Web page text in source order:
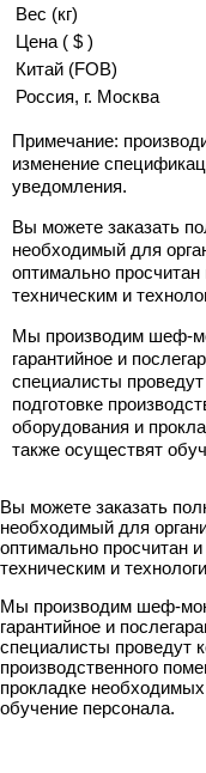
Вес (кг)
Цена ( $ )
Китай (FOB)
Россия, г. Москва
Примечание:
изменение
уведомления.
Вы можете заказать
необходимый для
оптимально
техническим и
Мы производим шеф-
гарантийное и
специалисты
подготовке
оборудования и
также осуществят
Вы можете заказать
необходимый для
оптимально просчитан
техническим и
Мы производим шеф-
гарантийное и
специалисты проведут
производственного
прокладке
обучение персонала.